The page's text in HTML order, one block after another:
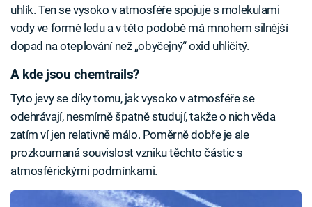
uhlík. Ten se vysoko v atmosféře spojuje s molekulami
vody ve formě ledu a v této podobě má mnohem silnější
dopad na oteplování než „obyčejný“ oxid uhličitý.
A kde jsou chemtrails?
Tyto jevy se díky tomu, jak vysoko v atmosféře se
odehrávají, nesmírně špatně studují, takže o nich věda
zatím ví jen relativně málo. Poměrně dobře je ale
prozkoumaná souvislost vzniku těchto částic s
atmosférickými podmínkami.